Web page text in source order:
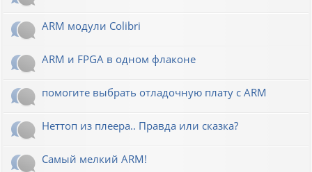
ARM модули Colibri
ARM и FPGA в одном флаконе
помогите выбрать отладочную плату с ARM
Неттоп из плеера.. Правда или сказка?
Самый мелкий ARM!